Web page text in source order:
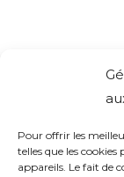
Pour offrir les
telles que les
appareils. Le fait de
L'agence